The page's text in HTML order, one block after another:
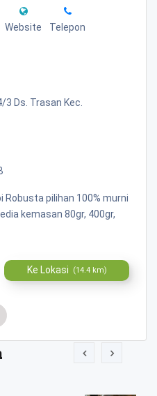
Website Telepon
3 Ds. Trasan Kec.
Robusta pilihan 100% murni
kemasan 80gr, 400gr,
Ke Lokasi (14.4 km)